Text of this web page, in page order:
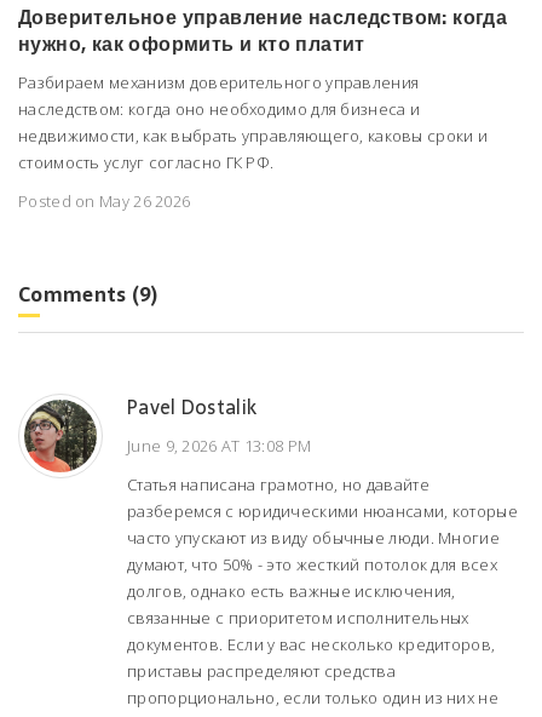
Доверительное управление наследством: когда
нужно, как оформить и кто платит
Разбираем механизм доверительного управления
наследством: когда оно необходимо для бизнеса и
недвижимости, как выбрать управляющего, каковы сроки и
стоимость услуг согласно ГК РФ.
Posted on May 26 2026
Comments (9)
Pavel Dostalik
June 9, 2026 AT 13:08 PM
Статья написана грамотно, но давайте
разберемся с юридическими нюансами, которые
часто упускают из виду обычные люди. Многие
думают, что 50% - это жесткий потолок для всех
долгов, однако есть важные исключения,
связанные с приоритетом исполнительных
документов. Если у вас несколько кредиторов,
приставы распределяют средства
пропорционально, если только один из них не